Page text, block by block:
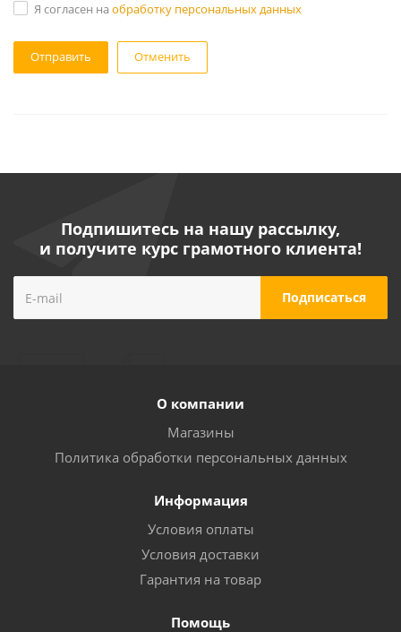
Я согласен на обработку персональных данных
Отменить
Подпишитесь на нашу рассылку,
и получите курс грамотного клиента!
О компании
Магазины
Политика обработки персональных данных
Информация
Условия оплаты
Условия доставки
Гарантия на товар
Помощь